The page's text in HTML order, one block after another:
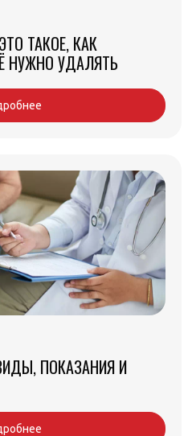
ТАКОЕ, КАК
НУЖНО УДАЛЯТЬ
ПОКАЗАНИЯ И